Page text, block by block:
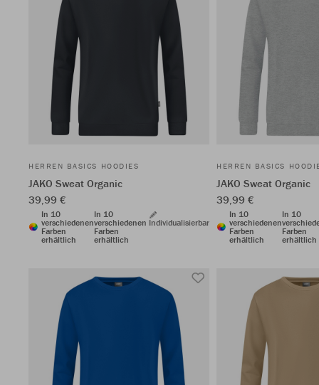
HERREN BASICS HOODIES
JAKO Sweat Organic
39,99 €
In 10
verschiedenen
Farben
erhältlich
In 10
verschiedenen
Farben
erhältlich
Individualisierbar
HERREN BASICS
JAKO Sweat Organic
39,99 €
In 10
verschiedenen
Farben
erhältlich
In 10
Farben
erhältlich